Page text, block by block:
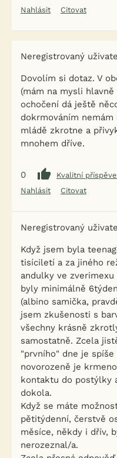
Nahlásit
Citovat
Neregistrovaný
Dovolím si dotaz. V
(mám na mysli
ochočení dá ještě
dokrmováním
mládě zkrotne a
mnohem dříve.
0
Kvalitní
Nahlásit
Citovat
Neregistrovaný
Když jsem byla
tisíciletí a za jiného
andulky ve zverimexu
byly minimálně
(albino samička,
jsem zkušenosti s
všechny krásně
samostatně. Zcela
"prvního" dne je
novorozeně je
kontaktu do postýlky
dokola.
Když se máte
pětitýdenní, čerstvě
měsíce, někdy i dřív,
nerozeznal/a.